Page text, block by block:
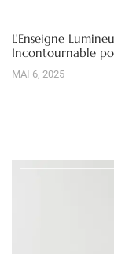
L’Enseigne
Incontournable
MAI 6, 2025